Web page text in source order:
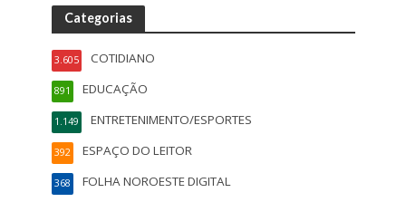
Categorias
COTIDIANO
3.605
EDUCAÇÃO
891
ENTRETENIMENTO/ESPORTES
1.149
ESPAÇO DO LEITOR
392
FOLHA NOROESTE DIGITAL
368